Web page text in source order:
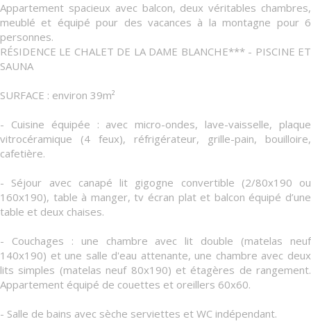
Appartement spacieux avec balcon, deux véritables chambres,
meublé et équipé pour des vacances à la montagne pour 6
personnes.
RÉSIDENCE LE CHALET DE LA DAME BLANCHE*** - PISCINE ET
SAUNA
SURFACE : environ 39m²
- Cuisine équipée : avec micro-ondes, lave-vaisselle, plaque
vitrocéramique (4 feux), réfrigérateur, grille-pain, bouilloire,
cafetière.
- Séjour avec canapé lit gigogne convertible (2/80x190 ou
160x190), table à manger, tv écran plat et balcon équipé d’une
table et deux chaises.
- Couchages : une chambre avec lit double (matelas neuf
140x190) et une salle d'eau attenante, une chambre avec deux
lits simples (matelas neuf 80x190) et étagères de rangement.
Appartement équipé de couettes et oreillers 60x60.
- Salle de bains avec sèche serviettes et WC indépendant.